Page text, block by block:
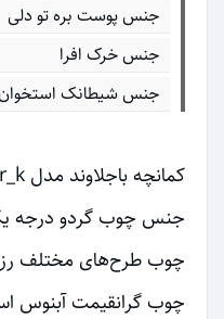
جنس پوست بره تو دلی
جنس خرک افرا
جنس شیطانک
جنس چوب گردو درجه
چوب طرح‌های مختلف
چوب گرانقیمت آبنوس